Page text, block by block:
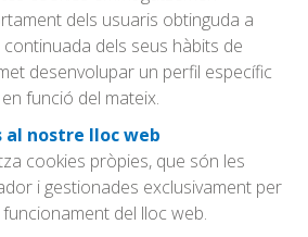
dels usuaris obtinguda a
dels seus hàbits de
desenvolupar un perfil específic
funció del mateix.
nostre lloc web
cookies pròpies, que són les
i gestionades exclusivament per
del lloc web.